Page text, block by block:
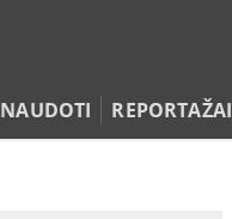
NAUDOTI REPORTAŽAI